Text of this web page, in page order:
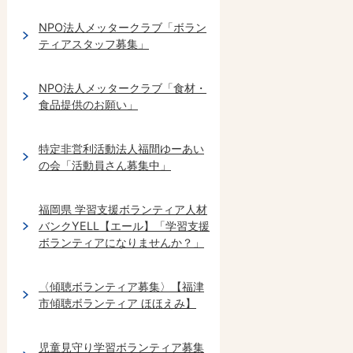
NPO法人メッタークラブ「ボラン
ティアスタッフ募集」
NPO法人メッタークラブ「食材・
食品提供のお願い」
特定非営利活動法人福間ゆーあい
の会「活動員さん募集中」
福岡県 学習支援ボランティア人材
バンクYELL【エール】「学習支援
ボランティアになりませんか？」
〈傾聴ボランティア募集〉【福津
市傾聴ボランティア ほほえみ】
児童見守り学習ボランティア募集